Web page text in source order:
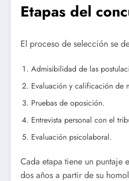
Etapas del
El proceso de selección se
Admisibilidad de las
Evaluación y calificación de
Pruebas de oposición.
Entrevista personal con el
Evaluación psicolaboral.
Cada etapa tiene un
dos años a partir de su